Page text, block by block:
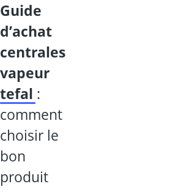
guide
d’achat
centrales
vapeur
tefal :
comment
choisir le
bon
produit